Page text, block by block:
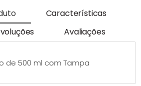
Características
Avaliações
de 500 ml com Tampa